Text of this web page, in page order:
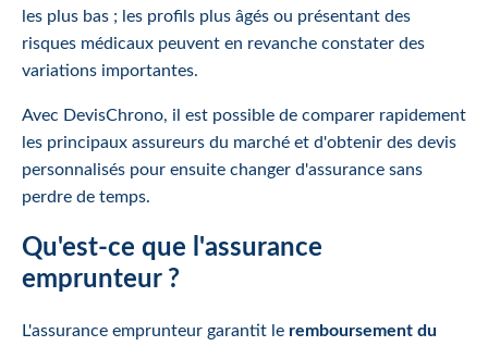
les plus bas ; les profils plus âgés ou présentant des
risques médicaux peuvent en revanche constater des
variations importantes.
Avec DevisChrono, il est possible de comparer rapidement
les principaux assureurs du marché et d'obtenir des devis
personnalisés pour ensuite changer d'assurance sans
perdre de temps.
Qu'est-ce que l'assurance
emprunteur ?
L'assurance emprunteur garantit le remboursement du